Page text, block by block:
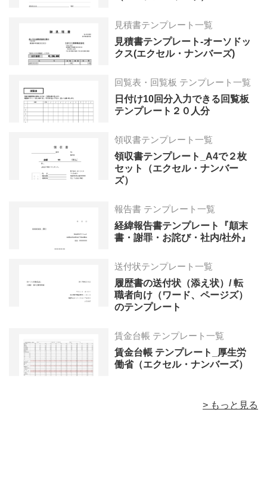
見積書テンプレート一覧
見積書テンプレート-オーソドッ
クス(エクセル・ナンバーズ)
回覧表・回覧板 テンプレート一覧
日付け10回分入力できる回覧板
テンプレート２０人分
領収書テンプレート一覧
領収書テンプレート_A4で２枚
セット（エクセル・ナンバー
ズ）
報告書 テンプレート一覧
経緯報告書テンプレート『顛末
書・謝罪・お詫び・社内/社外』
送付状テンプレート一覧
履歴書の送付状（添え状）/ 転
職者向け（ワード、ページズ）
のテンプレート
賃金台帳 テンプレート一覧
賃金台帳 テンプレート_厚生労
働省（エクセル・ナンバーズ）
> もっと見る